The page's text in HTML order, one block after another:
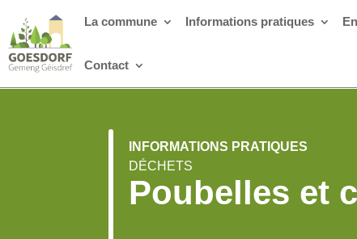
La commune Informations pratiques
Contact
INFORMATIONS PRATIQUES
DÉCHETS
Poubelles et